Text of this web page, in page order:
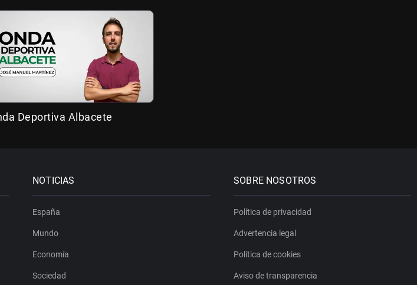
Deportiva Albacete
NOTICIAS
España
Mundo
Economía
Sociedad
SOBRE NOSOTROS
Política de privacidad
Advertencia legal
Política de cookies
Aviso de transparencia